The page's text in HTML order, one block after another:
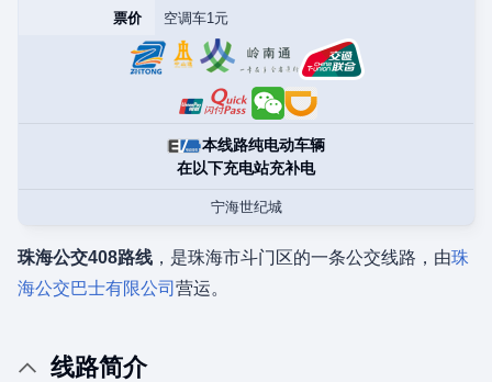
票价 空调车1元
本线路纯电动车辆
在以下充电站充补电
宁海世纪城
珠海公交408路线 ，是珠海市斗门区的一条公交线路，由珠
海公交巴士有限公司 营运。
线路简介